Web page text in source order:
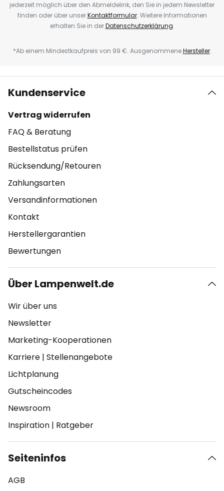
jederzeit möglich über den Abmeldelink, den Sie in jedem Newsletter
finden oder über unserKontaktformular. Weitere Informationen
erhalten Sie in derDatenschutzerklärung.
*Ab einem Mindestkaufpreis von 99 €. AusgenommeneHersteller.
Kundenservice
Vertrag widerrufen
FAQ & Beratung
Bestellstatus prüfen
Rücksendung/Retouren
Zahlungsarten
Versandinformationen
Kontakt
Herstellergarantien
Bewertungen
Über Lampenwelt.de
Wir über uns
Newsletter
Marketing-Kooperationen
Karriere | Stellenangebote
Lichtplanung
Gutscheincodes
Newsroom
Inspiration | Ratgeber
Seiteninfos
AGB